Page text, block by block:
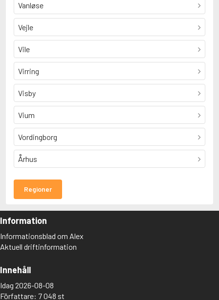
Vanløse
Vejle
Vile
Virring
Visby
Vium
Vordingborg
Århus
Regioner
Information
Informationsblad om Alex
Aktuell driftinformation
Innehåll
Idag 2026-08-08
Författare: 7 048 st